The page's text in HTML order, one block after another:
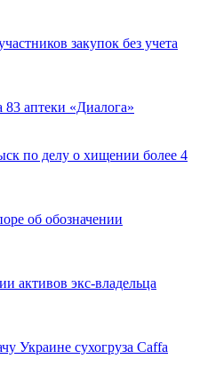
закупок без учета
83 аптеки «Диалога»
по делу о хищении более 4
об обозначении
активов экс-владельца
Украине сухогруза Caffa